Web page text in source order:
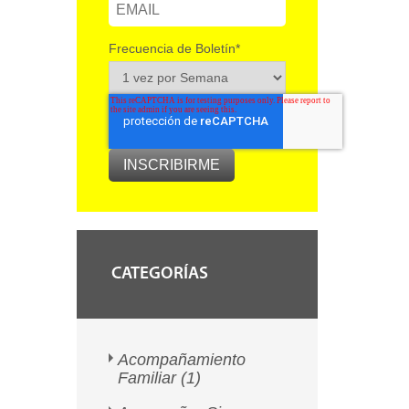
Frecuencia de Boletín*
CATEGORÍAS
Acompañamiento
Familiar (1)